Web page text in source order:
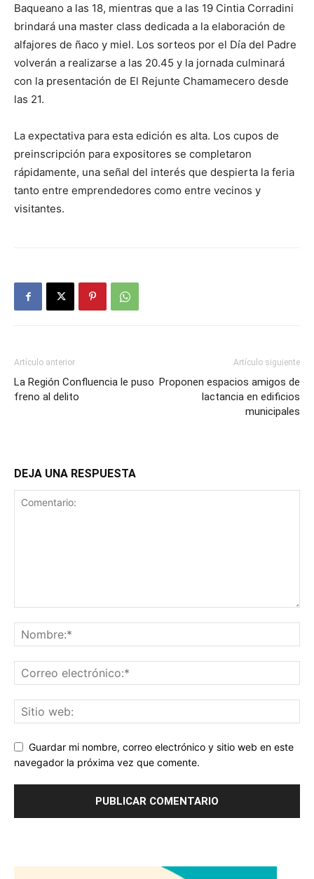
Baqueano a las 18, mientras que a las 19 Cintia Corradini
brindará una master class dedicada a la elaboración de
alfajores de ñaco y miel. Los sorteos por el Día del Padre
volverán a realizarse a las 20.45 y la jornada culminará
con la presentación de El Rejunte Chamamecero desde
las 21.
La expectativa para esta edición es alta. Los cupos de
preinscripción para expositores se completaron
rápidamente, una señal del interés que despierta la feria
tanto entre emprendedores como entre vecinos y
visitantes.
Artículo anterior
La Región Confluencia le puso
freno al delito
Artículo siguiente
Proponen espacios amigos de
lactancia en edificios
municipales
DEJA UNA RESPUESTA
Guardar mi nombre, correo electrónico y sitio web en este
navegador la próxima vez que comente.